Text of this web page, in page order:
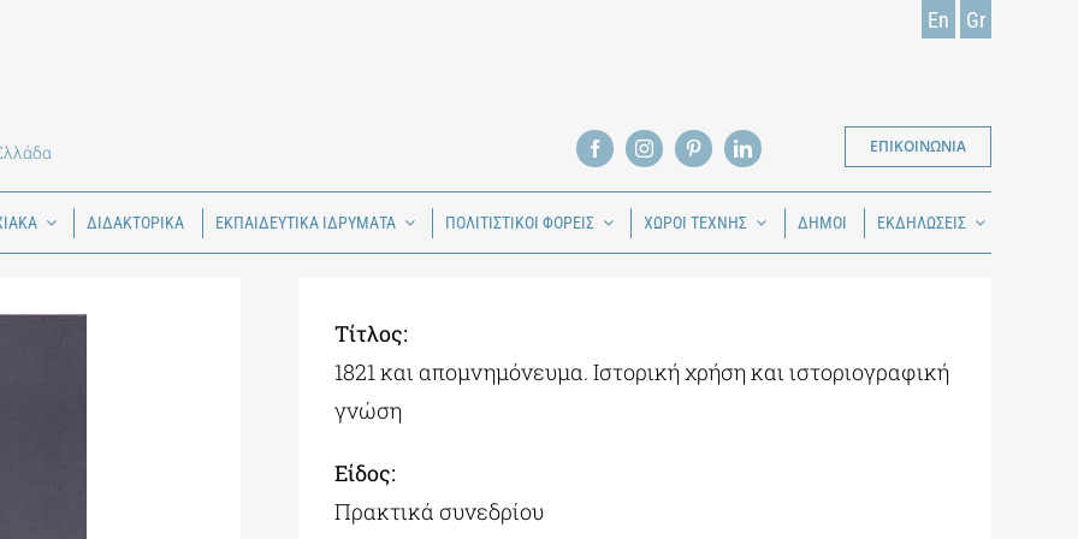
En Gr
ΕΠΙΚΟΙΝΩΝΙΑ
ΔΙΔΑΚΤΟΡΙΚΑ ΕΚΠΑΙΔΕΥΤΙΚΑ ΙΔΡΥΜΑΤΑ ΠΟΛΙΤΙΣΤΙΚΟΙ ΦΟΡΕΙΣ ΧΩΡΟΙ ΤΕΧΝΗΣ ΔΗΜΟΙ ΕΚΔΗΛΩΣΕΙΣ
Tίτλος:
1821 και απομνημόνευμα. Ιστορική χρήση και ιστοριογραφική
γνώση
Είδος:
Πρακτικά συνεδρίου